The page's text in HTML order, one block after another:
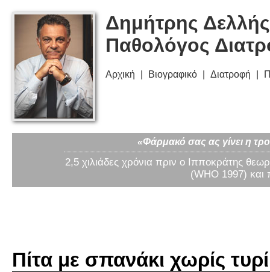
Δημήτρης
Παθολόγος
Αρχική Βιογραφικό Διατροφή
«Φάρμακό σας ας γίνει η
2,5 χιλιάδες χρόνια πριν ο Ιπποκράτης
(WHO 1997) και
Πίτα με σπανάκι χωρίς